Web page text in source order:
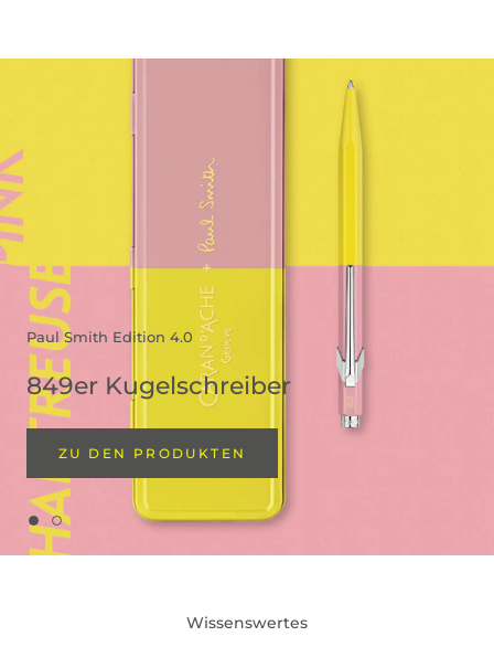
Paul Smith Edition 4.0
849er Kugelschreiber
ZU DEN PRODUKTEN
Wissenswertes